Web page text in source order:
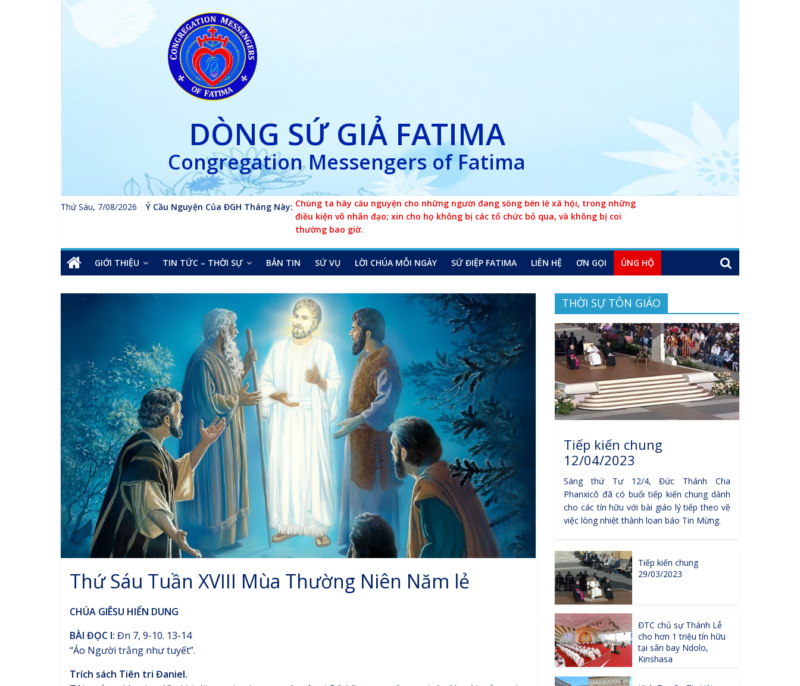
DÒNG SỨ GIẢ FATIMA
Congregation Messengers of Fatima
Thứ Sáu, 7/08/2026 Ý Cầu Nguyện Của ĐGH Tháng Này: Chúng ta hãy cầu nguyện cho những người đang sống bên lề xã hội, trong những
điều kiện vô nhân đạo; xin cho họ không bị các tổ chức bỏ qua, và không bị coi
thường bao giờ.
GIỚI THIỆU TIN TỨC – THỜI SỰ BẢN TIN SỨ VỤ LỜI CHÚA MỖI NGÀY SỨ ĐIỆP FATIMA LIÊN HỆ ƠN GỌI ỦNG HỘ
Thứ Sáu Tuần XVIII Mùa Thường Niên Năm lẻ
CHÚA GIÊSU HIỂN DUNG
BÀI ĐỌC I: Đn 7, 9-10. 13-14
“Áo Người trắng như tuyết”.
Trích sách Tiên tri Đaniel.
THỜI SỰ TÔN GIÁO
Tiếp kiến chung
12/04/2023
Sáng thứ Tư 12/4, Đức Thánh Cha
Phanxicô đã có buổi tiếp kiến chung dành
cho các tín hữu với bài giáo lý tiếp theo về
việc lòng nhiệt thành loan báo Tin Mừng.
Tiếp kiến chung
29/03/2023
ĐTC chủ sự Thánh Lễ
cho hơn 1 triệu tín hữu
tại sân bay Ndolo,
Kinshasa